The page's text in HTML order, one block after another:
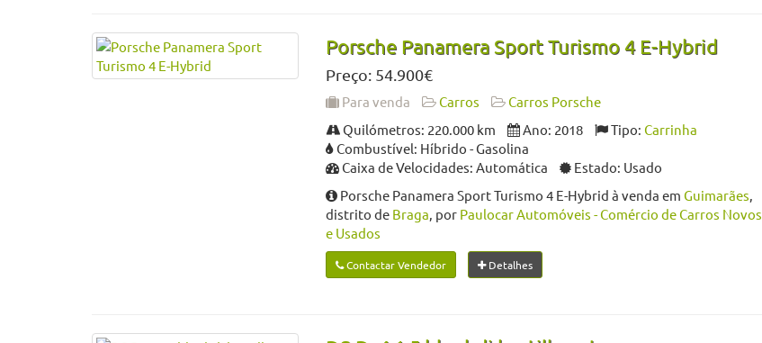
Porsche Panamera Sport Turismo 4 E-Hybrid
Preço: 54.900€
Para venda Carros
Carros Porsche
Quilómetros: 220.000 km
Ano: 2018 Tipo: Carrinha
Combustível: Híbrido - Gasolina
Caixa de Velocidades: Automática
Estado: Usado
Porsche Panamera Sport Turismo 4 E-Hybrid à venda em Guimarães,
distrito de Braga, por Paulocar Automóveis - Comércio de Carros Novos
e Usados
Contactar Vendedor Detalhes